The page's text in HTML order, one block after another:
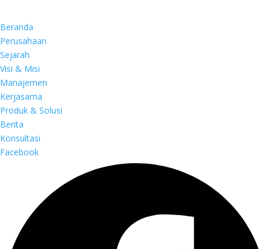
Beranda
Perusahaan
Sejarah
Visi & Misi
Manajemen
Kerjasama
Produk & Solusi
Berita
Konsultasi
Facebook